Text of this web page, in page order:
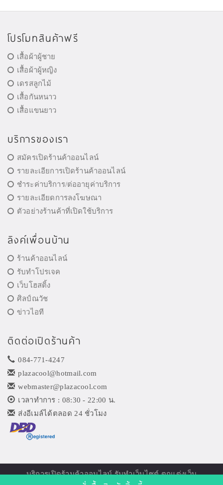
โปรโมทสินค้าฟรี
เสื้อผ้าผู้ชาย
เสื้อผ้าผู้หญิง
เดรสลูกไม้
เสื้อกันหนาว
เสื้อแขนยาว
บริการของเรา
สมัครเปิดร้านค้าออนไลน์
รายละเอียการเปิดร้านค้าออนไลน์
ชำระค่าบริการ/ต่ออายุค่าบริการ
รายละเอียดการลงโฆษณา
ตัวอย่างร้านค้าที่เปิดใช้บริการ
ลิงค์เพื่อนบ้าน
ร้านค้าออนไลน์
รับทำโปรเจค
เว็บโฮสติ้ง
ศิลป์ณวัช
ข่าวไอที
ติดต่อเปิดร้านค้า
084-771-4247
plazacool@hotmail.com
webmaster@plazacool.com
เวลาทำการ : 08:30 - 22:00 น.
ส่งอีเมล์ได้ตลอด 24 ชั่วโมง
บริการเปิดร้านค้าออนไลน์รับทำเว็บไซต์ ตกแต่งเว็บ